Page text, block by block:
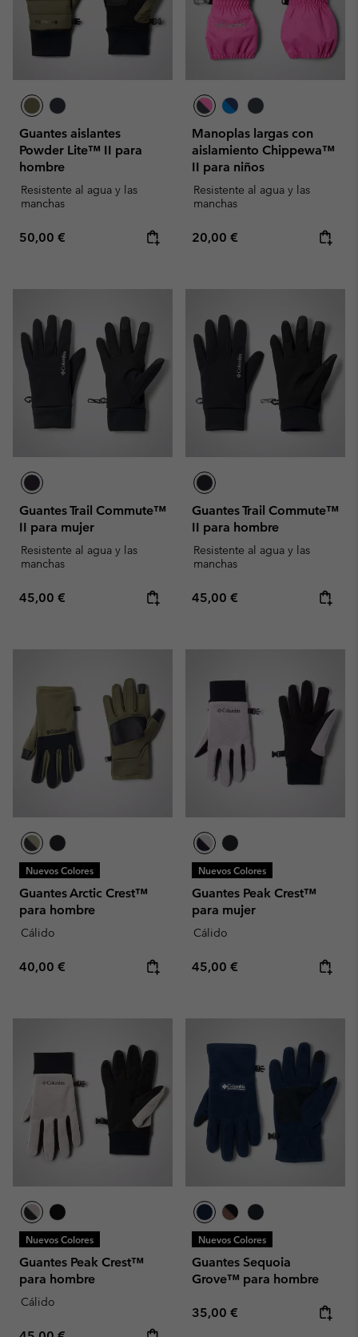
Guantes aislantes
Powder Lite™ II para
hombre
Resistente al agua y las
manchas
Regular price:
50,00 €
Manoplas largas con
aislamiento Chippewa™
II para niños
Resistente al agua y las
manchas
Regular price:
20,00 €
Guantes Trail Commute™
II para mujer
Resistente al agua y las
manchas
Regular price:
45,00 €
Guantes Trail Commute™
II para hombre
Resistente al agua y las
manchas
Regular price:
45,00 €
Nuevos Colores
Guantes Arctic Crest™
para hombre
Cálido
Regular price:
40,00 €
Nuevos Colores
Guantes Peak Crest™
para mujer
Cálido
Regular price:
45,00 €
Nuevos Colores
Guantes Peak Crest™
para hombre
Cálido
Nuevos Colores
Guantes Sequoia
Grove™ para hombre
Regular price:
35,00 €